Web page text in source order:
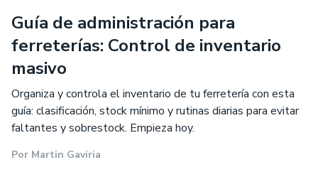
Guía de administración para
ferreterías: Control de inventario
masivo
Organiza y controla el inventario de tu ferretería con esta
guía: clasificación, stock mínimo y rutinas diarias para evitar
faltantes y sobrestock. Empieza hoy.
Por Martin Gaviria